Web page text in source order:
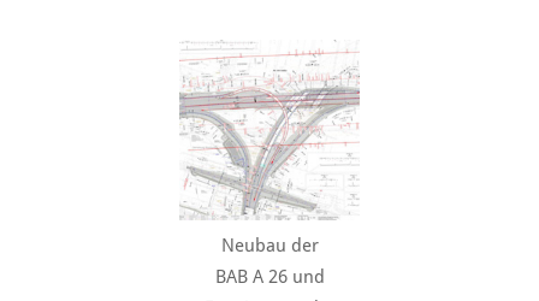
Neubau der
BAB A 26 und